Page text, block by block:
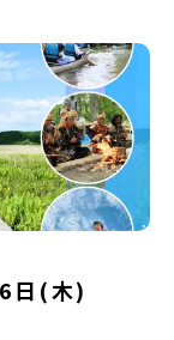
お問い
「おためし
にて配信中！ぜひ
な疑問にスタッ
すので、ぜひご
込み前に必ずご
加申し込みいた
が必須となりま
ついてお申込みい
間を目途に、お申
当選／落選メー
された「当選確
ォームの提出をも
せていただきま
へご連絡させて
の場合は下記の
す。※受信制限設
木) 15：00頃 とか
する便で手配くだ
大樹町ワーキング
ただく予定です。
、以下の内容が
内のアクティビテ
のご負担となりま
間の個人飲食費
込み多数の場合は
場合は、締め切り
：00 から 6月4日
「おためし地域留
く知りたい方
エンテーショ
をほぐして、出水
1日目の振り返り
スクールに参
深く知る・もの
する -ものづくり
す「みんなで
3日間の振り返り
解散（出水駅）
更する場合がござ
月7日(火) 18:30-
する予定です。必
8月3日(月)
12:00 解散【対
め切りを早める
験費・宿泊費が
しかできない「自
しんでみません
その地域にしか
暮らしや文化が気
のみなさんにおす
200の高校と連携し
る「地域みらい
てでも安心！現地
今回のフィールド
幡平市（はちま
自然豊かな町で
山岳地帯や高原
、山菜の春、花
日(木)